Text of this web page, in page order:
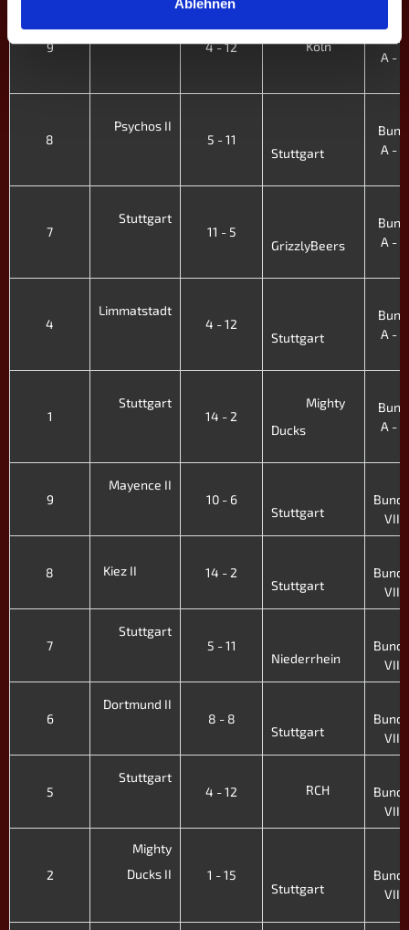
9
Stuttgart
4 - 12
Köln
A -
8
Psychos II
5 - 11
Stuttgart
A -
7
Stuttgart
11 - 5
GrizzlyBeers
A -
4
Limmatstadt
4 - 12
Stuttgart
A -
1
Stuttgart
14 - 2
Mighty
Ducks
A -
9
Mayence II
10 - 6
Stuttgart
VII.
8 Kiez II 14 - 2
Stuttgart
VII.
7
Stuttgart
5 - 11
Niederrhein
VII.
6
Dortmund II
8 - 8
Stuttgart
VII.
5
Stuttgart
4 - 12
RCH
VII.
2
Mighty
Ducks II
1 - 15
Stuttgart
VII.